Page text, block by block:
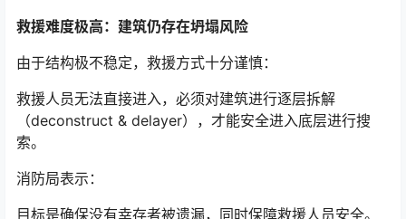
救援难度极高：建筑仍存在坍塌风险
由于结构极不稳定，救援方式十分谨慎：
救援人员无法直接进入，必须对建筑进行逐层拆解
（deconstruct & delayer），才能安全进入底层进行搜
索。
消防局表示：
目标是确保没有幸存者被遗漏，同时保障救援人员安全。